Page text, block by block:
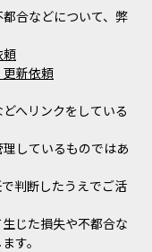
合などについて、弊
頼
新依頼
へリンクをしている
しているものではあ
判断したうえでご活
じた損失や不都合な
す。